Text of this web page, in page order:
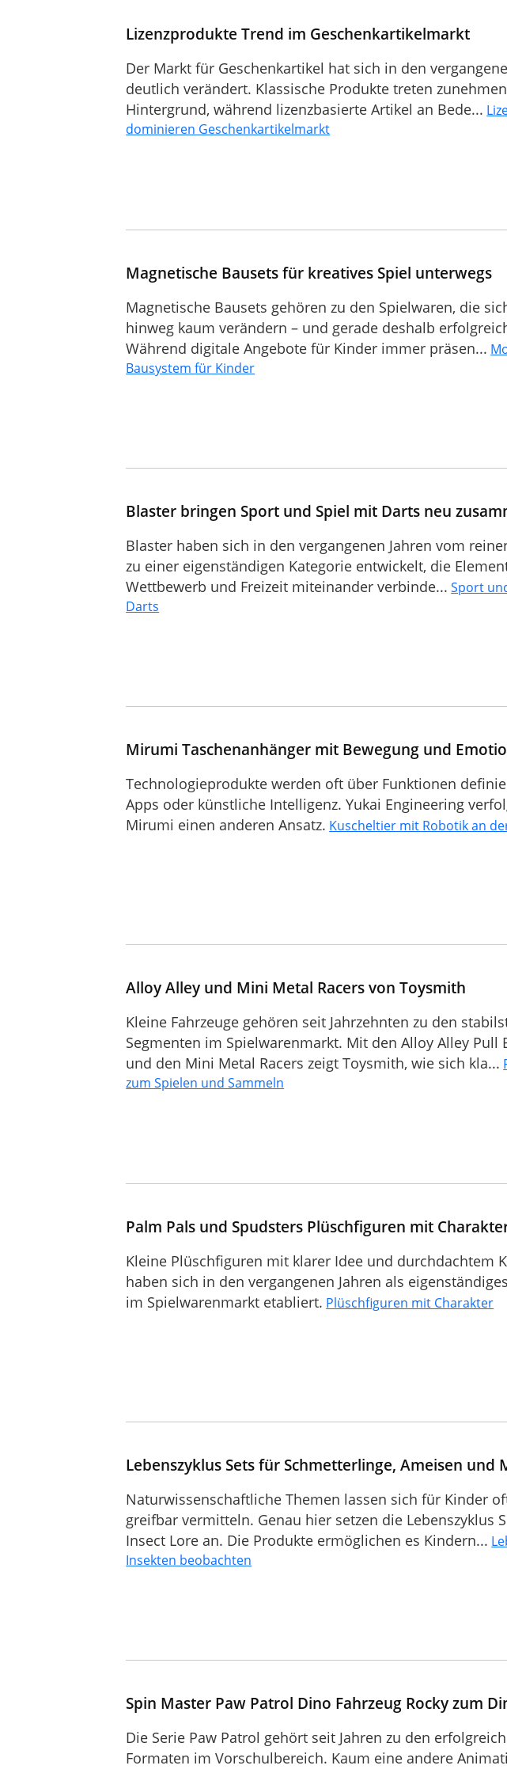
Lizenzprodukte Trend im Geschenkartikelmarkt
Der Markt für Geschenkartikel hat sich in den
deutlich verändert. Klassische Produkte treten
Hintergrund, während lizenzbasierte Artikel an Bede...
dominieren Geschenkartikelmarkt
Magnetische Bausets für kreatives Spiel unterwegs
Magnetische Bausets gehören zu den Spielwaren, die
hinweg kaum verändern – und gerade deshalb
Während digitale Angebote für Kinder immer präsen...
Bausystem für Kinder
Blaster bringen Sport und Spiel mit Darts neu
Blaster haben sich in den vergangenen Jahren vom
zu einer eigenständigen Kategorie entwickelt, die
Wettbewerb und Freizeit miteinander verbinde... Sport
Darts
Mirumi Taschenanhänger mit Bewegung und
Technologieprodukte werden oft über Funktionen
Apps oder künstliche Intelligenz. Yukai Engineering
Mirumi einen anderen Ansatz. Kuscheltier mit Robotik an
Alloy Alley und Mini Metal Racers von Toysmith
Kleine Fahrzeuge gehören seit Jahrzehnten zu den
Segmenten im Spielwarenmarkt. Mit den Alloy Alley Pull
und den Mini Metal Racers zeigt Toysmith, wie sich kla...
zum Spielen und Sammeln
Palm Pals und Spudsters Plüschfiguren mit
Kleine Plüschfiguren mit klarer Idee und durchdachtem
haben sich in den vergangenen Jahren als
im Spielwarenmarkt etabliert. Plüschfiguren mit Charakter
Lebenszyklus Sets für Schmetterlinge, Ameisen und
Naturwissenschaftliche Themen lassen sich für Kinder
greifbar vermitteln. Genau hier setzen die Lebenszyklus
Insect Lore an. Die Produkte ermöglichen es Kindern...
Insekten beobachten
Spin Master Paw Patrol Dino Fahrzeug Rocky zum
Die Serie Paw Patrol gehört seit Jahren zu den
Formaten im Vorschulbereich. Kaum eine andere